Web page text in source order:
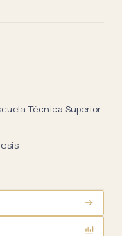
Técnica Superior